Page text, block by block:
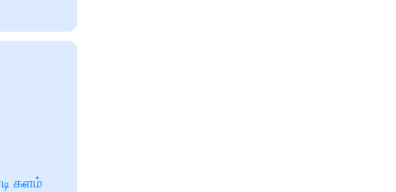
களம்